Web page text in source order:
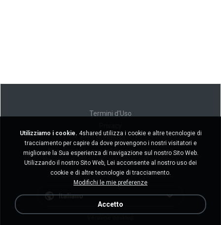
Termini d'Uso
Non venda le mie informazioni personali
Non condivida le mie informazioni personali
Italiano
Utilizziamo i cookie. 4shared utilizza i cookie e altre tecnologie di
tracciamento per capire da dove provengono i nostri visitatori e
migliorare la Sua esperienza di navigazione sul nostro Sito Web.
Utilizzando il nostro Sito Web, Lei acconsente al nostro uso dei
cookie e di altre tecnologie di tracciamento.
Modifichi le mie preferenze
Accetto